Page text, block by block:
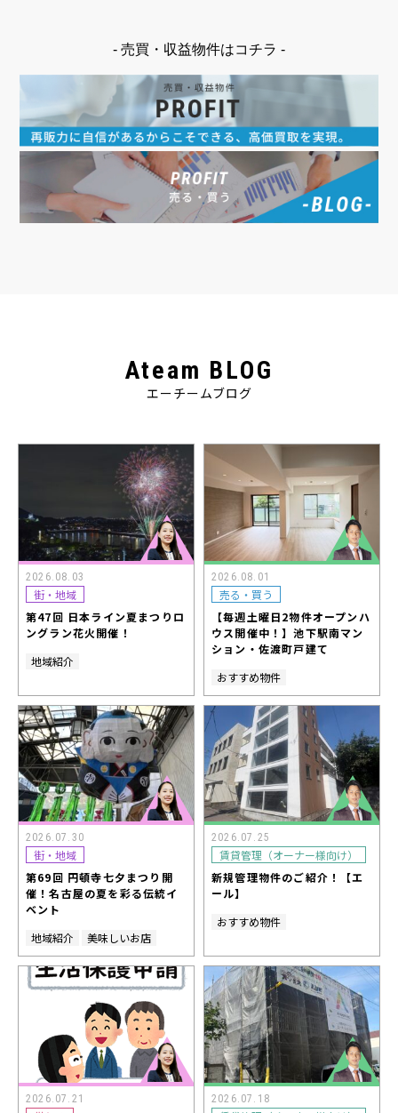
- 売買・収益物件はコチラ -
Ateam BLOG
エーチームブログ
2026.08.03
街・地域
第47回 日本ライン夏まつりロ
ングラン花火開催！
地域紹介
2026.08.01
売る・買う
【毎週土曜日2物件オープンハ
ウス開催中！】池下駅南マン
ション・佐渡町戸建て
おすすめ物件
2026.07.30
街・地域
第69回 円頓寺七夕まつり開
催！名古屋の夏を彩る伝統イ
ベント
地域紹介
美味しいお店
2026.07.25
賃貸管理（オーナー様向け）
新規管理物件のご紹介！【エ
ール】
おすすめ物件
2026.07.21 2026.07.18